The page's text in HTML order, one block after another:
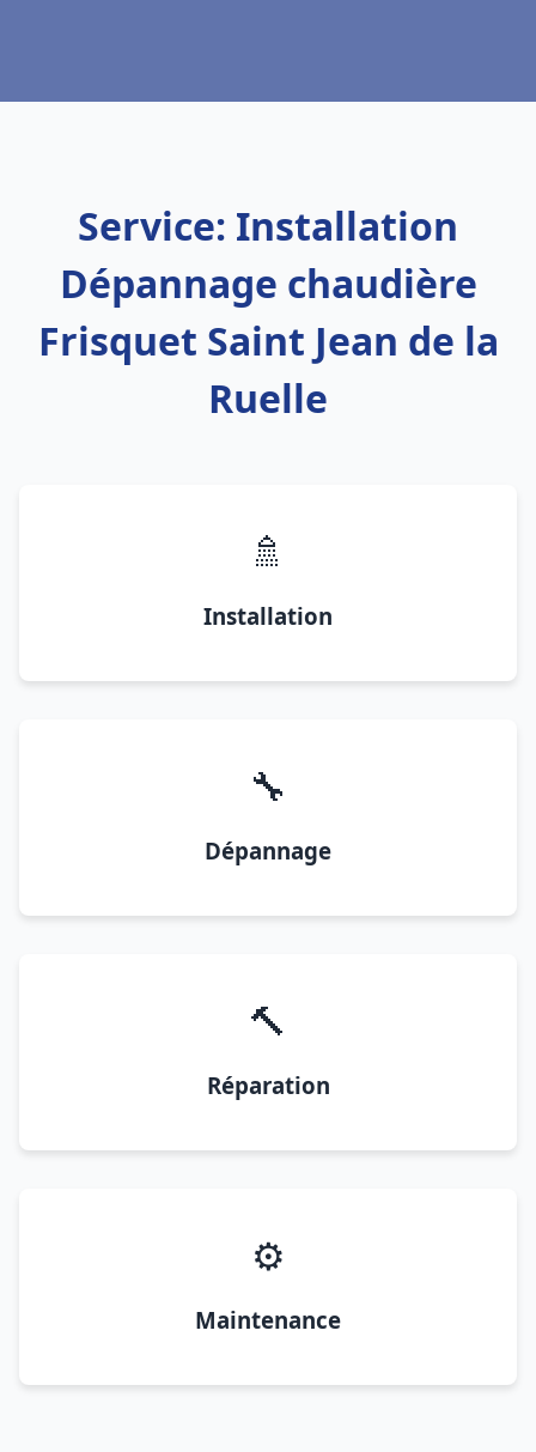
Service: Installation
Dépannage chaudière
Frisquet Saint Jean de la
Ruelle
🚿
Installation
🔧
Dépannage
🔨
Réparation
⚙️
Maintenance